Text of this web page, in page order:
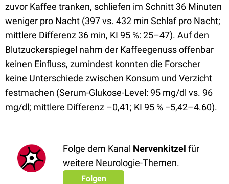
zuvor Kaffee tranken, schliefen im Schnitt 36 Minuten
weniger pro Nacht (397 vs. 432 min Schlaf pro Nacht;
mittlere Differenz 36 min, KI 95 %: 25–47). Auf den
Blutzuckerspiegel nahm der Kaffeegenuss offenbar
keinen Einfluss, zumindest konnten die Forscher
keine Unterschiede zwischen Konsum und Verzicht
festmachen (Serum-Glukose-Level: 95 mg/dl vs. 96
mg/dl; mittlere Differenz –0,41; KI 95 % −5,42–4.60).
Folge dem Kanal Nervenkitzel für
weitere Neurologie-Themen.
Folgen